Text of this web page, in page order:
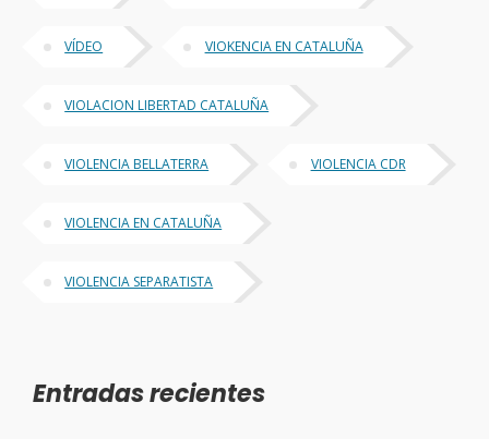
VÍDEO VIOKENCIA EN CATALUÑA
VIOLACION LIBERTAD CATALUÑA
VIOLENCIA BELLATERRA VIOLENCIA CDR
VIOLENCIA EN CATALUÑA
VIOLENCIA SEPARATISTA
Entradas recientes